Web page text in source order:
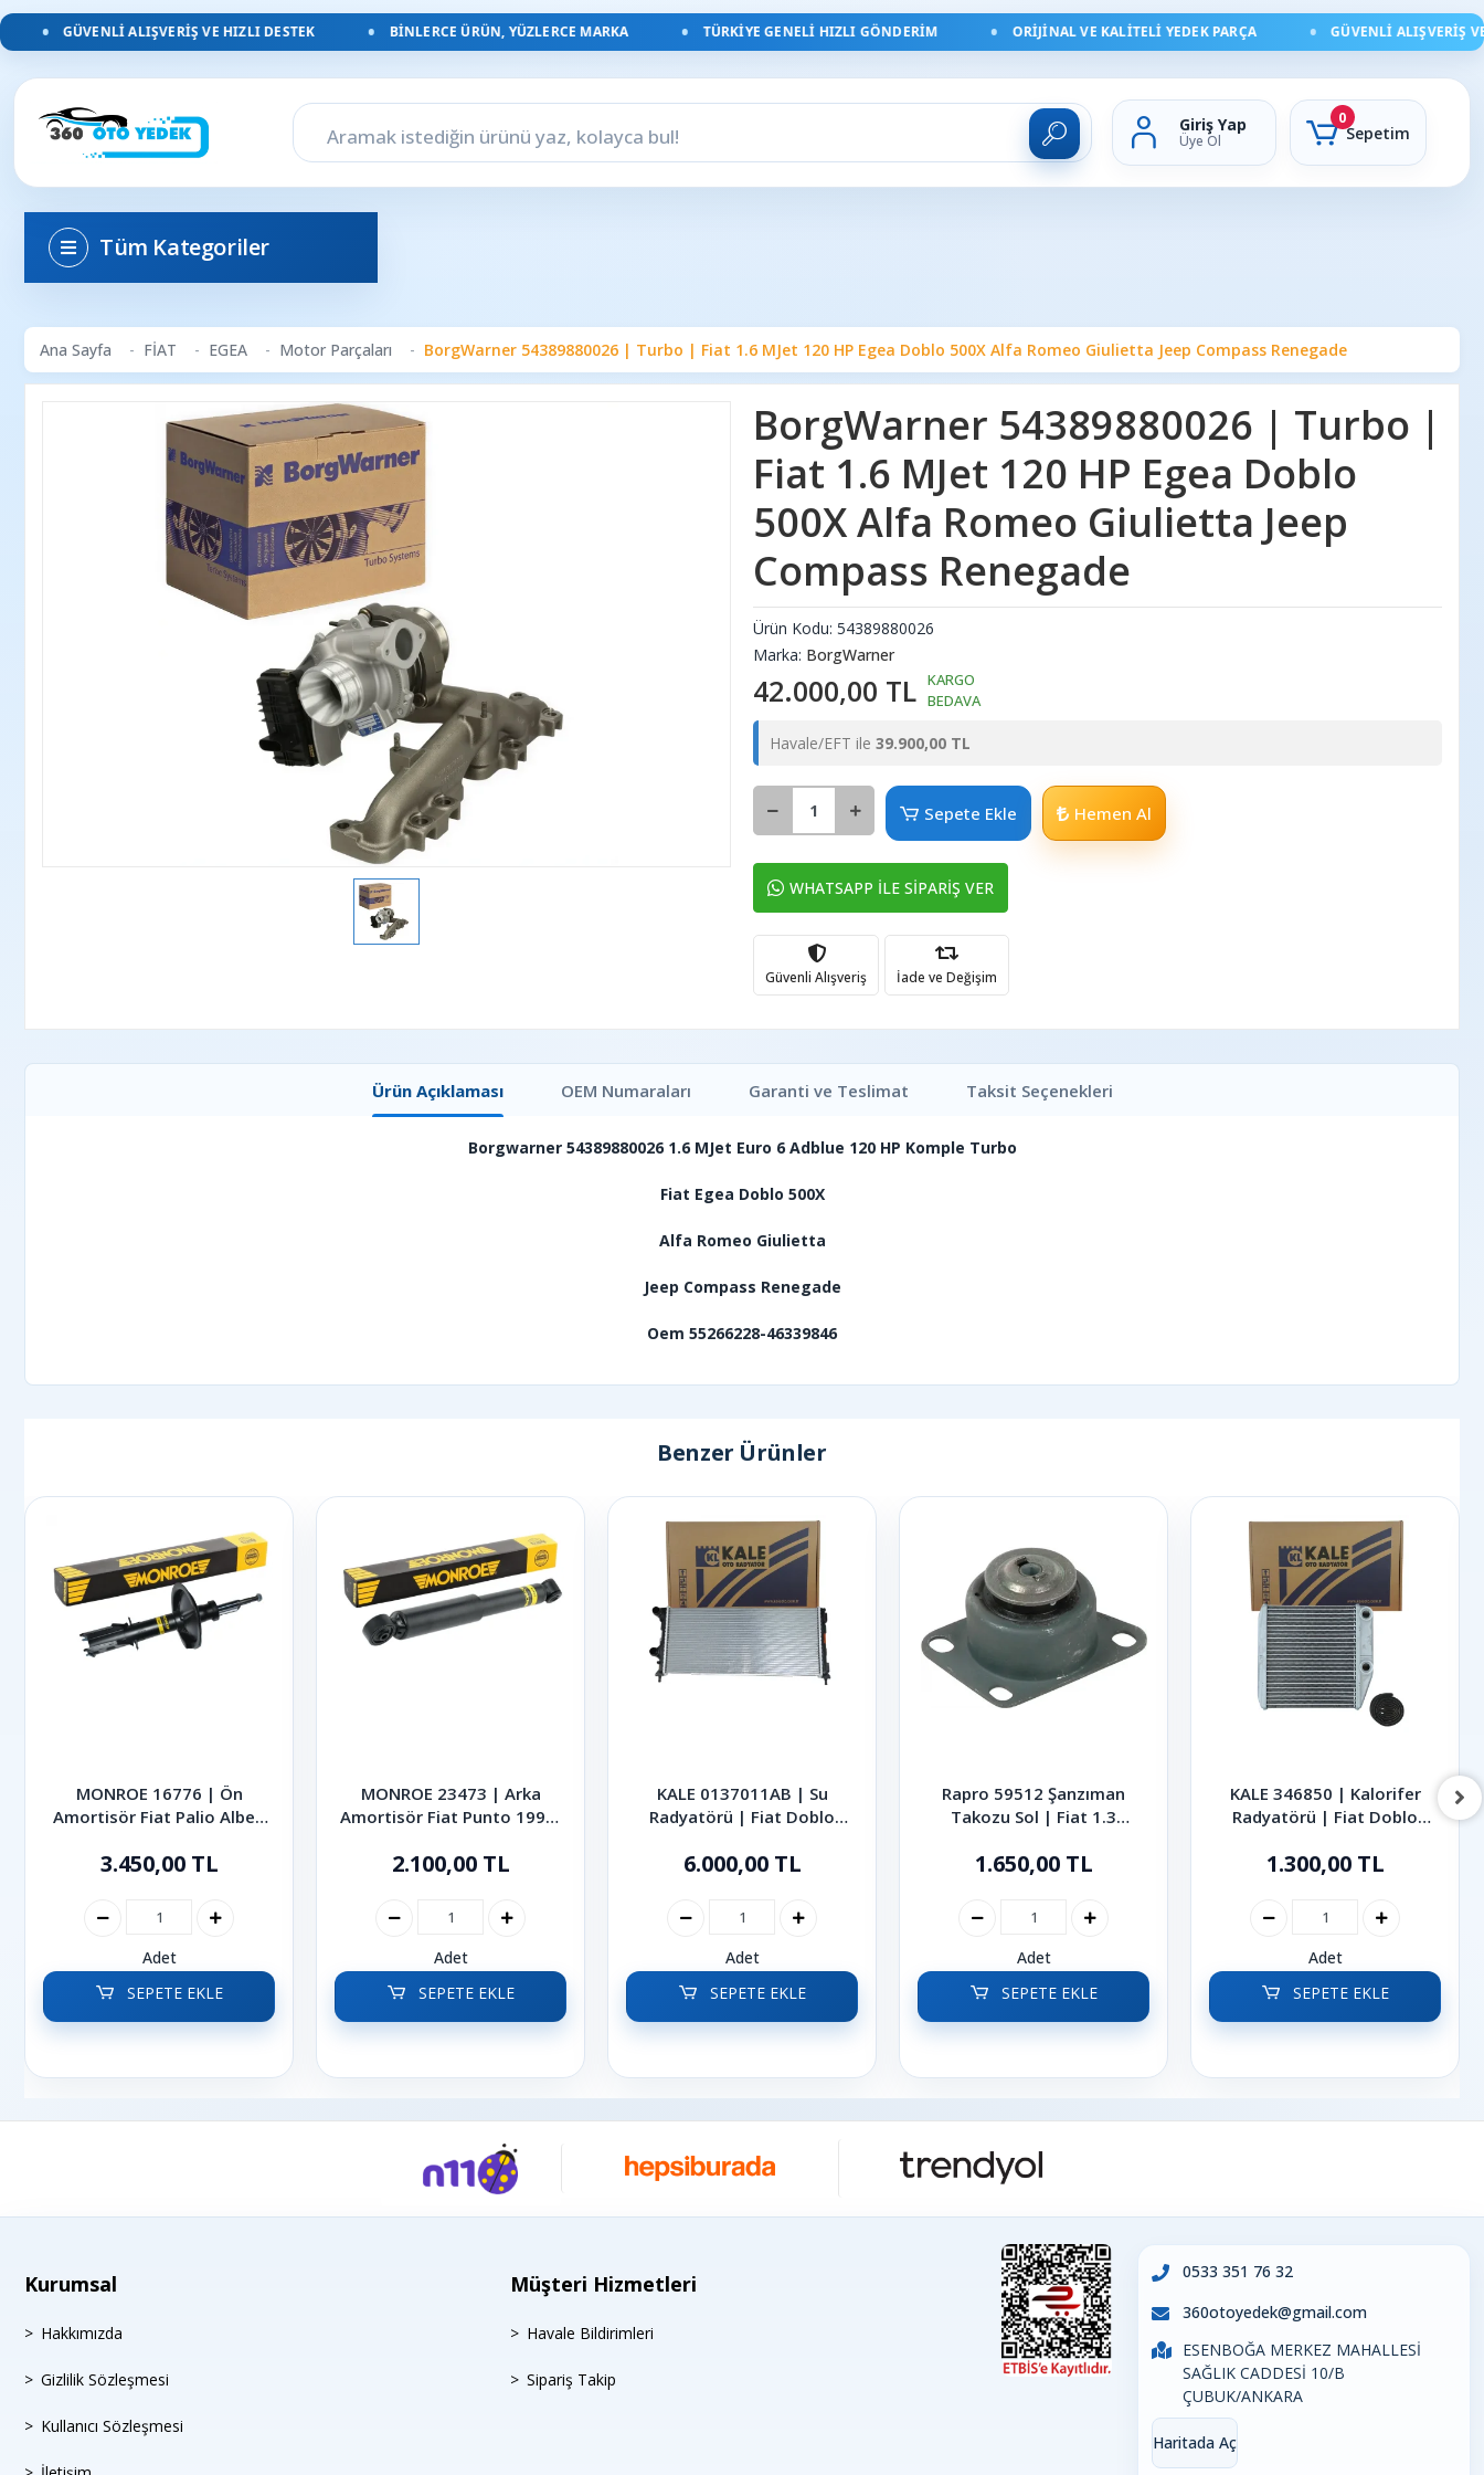
GÜVENLI ALIŞVERIŞ VE HIZLI DESTEK BINLERCE ÜRÜN, YÜZLERCE MARKA TÜRKIYE GENELI HIZLI GÖNDERIM ORIJINAL VE KALITELI YEDEK PARÇA GÜVENLI ALIŞVERIŞ VE
Giriş Yap
Üye Ol
0
Sepetim
Tüm Kategoriler
Ana Sayfa FİAT EGEA Motor Parçaları BorgWarner 54389880026 | Turbo | Fiat 1.6 MJet 120 HP Egea Doblo 500X Alfa Romeo Giulietta Jeep Compass Renegade
BorgWarner 54389880026 | Turbo |
Fiat 1.6 MJet 120 HP Egea Doblo
500X Alfa Romeo Giulietta Jeep
Compass Renegade
Ürün Kodu: 54389880026
Marka: BorgWarner
42.000,00 TL KARGO
BEDAVA
Havale/EFT ile 39.900,00 TL
Sepete Ekle Hemen Al
WHATSAPP İLE SİPARİŞ VER
Güvenli Alışveriş İade ve Değişim
Ürün Açıklaması Garanti ve Teslimat Taksit Seçenekleri
OEM Numaraları
Borgwarner 54389880026 1.6 MJet Euro 6 Adblue 120 HP Komple Turbo
Fiat Egea Doblo 500X
Alfa Romeo Giulietta
Jeep Compass Renegade
Oem 55266228-46339846
Benzer Ürünler
MONROE 16776 | Ön
Amortisör Fiat Palio Albea
3.450,00 TL
Adet
SEPETE EKLE
MONROE 23473 | Arka
Amortisör Fiat Punto 1999-
2.100,00 TL
Adet
SEPETE EKLE
KALE 0137011AB | Su
Radyatörü | Fiat Doblo
6.000,00 TL
Adet
SEPETE EKLE
Rapro 59512 Şanzıman
Takozu Sol | Fiat 1.3
1.650,00 TL
Adet
SEPETE EKLE
KALE 346850 | Kalorifer
Radyatörü | Fiat Doblo
2021
1.300,00 TL
Adet
SEPETE EKLE
Kurumsal
Hakkımızda
Gizlilik Sözleşmesi
Kullanıcı Sözleşmesi
Müşteri Hizmetleri
Havale Bildirimleri
Sipariş Takip
0533 351 76 32
360otoyedek@gmail.com
ESENBOĞA MERKEZ MAHALLESİ
SAĞLIK CADDESİ 10/B
ÇUBUK/ANKARA
Haritada Aç